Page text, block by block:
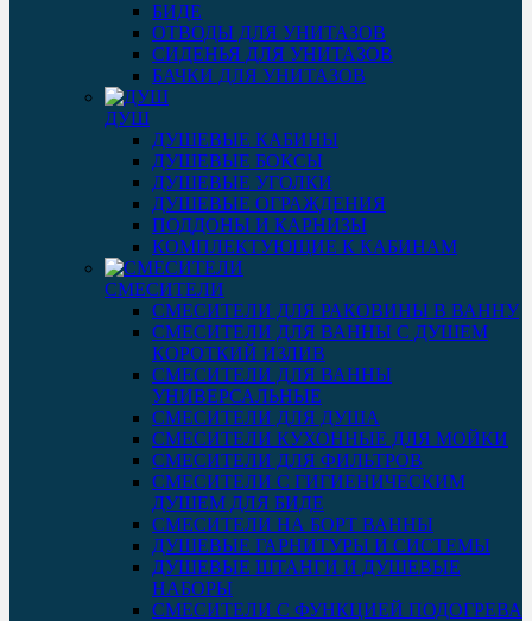
БИДЕ
ОТВОДЫ ДЛЯ УНИТАЗОВ
СИДЕНЬЯ ДЛЯ УНИТАЗОВ
БАЧКИ ДЛЯ УНИТАЗОВ
ДУШ
ДУШЕВЫЕ КАБИНЫ
ДУШЕВЫЕ БОКСЫ
ДУШЕВЫЕ УГОЛКИ
ДУШЕВЫЕ ОГРАЖДЕНИЯ
ПОДДОНЫ И КАРНИЗЫ
КОМПЛЕКТУЮЩИЕ К КАБИНАМ
СМЕСИТЕЛИ
СМЕСИТЕЛИ ДЛЯ РАКОВИНЫ В ВАННУ
СМЕСИТЕЛИ ДЛЯ ВАННЫ С ДУШЕМ
КОРОТКИЙ ИЗЛИВ
СМЕСИТЕЛИ ДЛЯ ВАННЫ
УНИВЕРСАЛЬНЫЕ
СМЕСИТЕЛИ ДЛЯ ДУША
СМЕСИТЕЛИ КУХОННЫЕ ДЛЯ МОЙКИ
СМЕСИТЕЛИ ДЛЯ ФИЛЬТРОВ
СМЕСИТЕЛИ С ГИГИЕНИЧЕСКИМ
ДУШЕМ ДЛЯ БИДЕ
СМЕСИТЕЛИ НА БОРТ ВАННЫ
ДУШЕВЫЕ ГАРНИТУРЫ И СИСТЕМЫ
ДУШЕВЫЕ ШТАНГИ И ДУШЕВЫЕ
НАБОРЫ
СМЕСИТЕЛИ С ФУНКЦИЕЙ ПОДОГРЕВА